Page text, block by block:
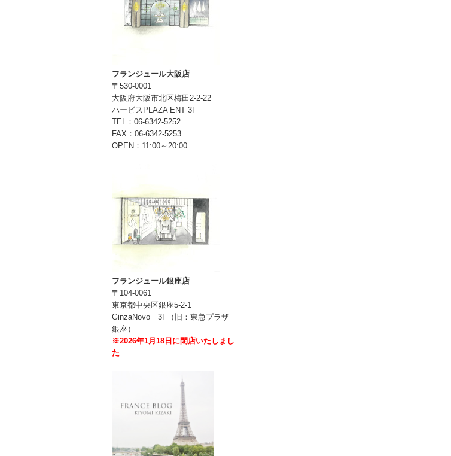
フランジュール大阪店
〒530-0001
大阪府大阪市北区梅田2-2-22
ハービスPLAZA ENT 3F
TEL：06-6342-5252
FAX：06-6342-5253
OPEN：11:00～20:00
フランジュール銀座店
〒104-0061
東京都中央区銀座5-2-1
GinzaNovo 3F（旧：東急プラザ
銀座）
※2026年1月18日に閉店いたしまし
た